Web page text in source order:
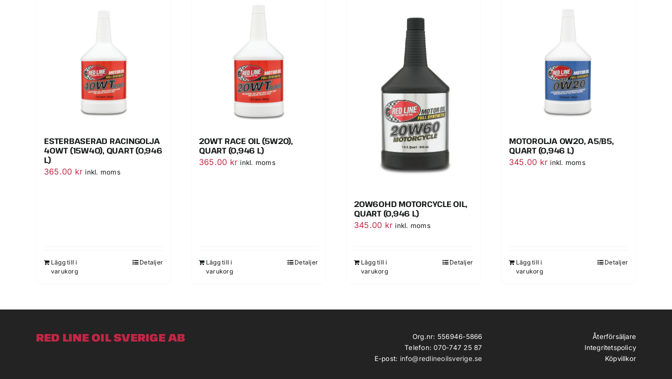
ESTERBASERAD RACINGOLJA
40WT (15W40), QUART (0,946
L)
365.00 kr inkl. moms
Lägg till i
varukorg
Detaljer
20WT RACE OIL (5W20),
QUART (0,946 L)
365.00 kr inkl. moms
Lägg till i
varukorg
Detaljer
20W60HD MOTORCYCLE OIL,
QUART (0,946 L)
345.00 kr inkl. moms
Lägg till i
varukorg
Detaljer
MOTOROLJA 0W20, A5/B5,
QUART (0,946 L)
345.00 kr inkl. moms
Lägg till i
varukorg
Detaljer
RED LINE OIL SVERIGE AB
Org.nr: 556946-5866
Telefon: 070-747 25 87
E-post: info@redlineoilsverige.se
Återförsäljare
Integritetspolicy
Köpvillkor